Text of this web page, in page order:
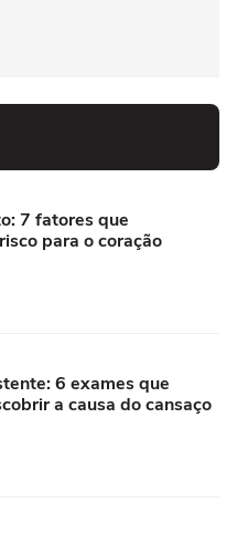
7 fatores que
para o coração
6 exames que
a causa do cansaço